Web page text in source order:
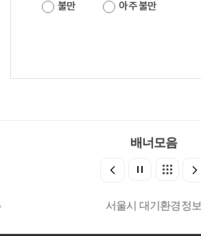
불만
아주 불만
배너모음
서울시 대기환경정보